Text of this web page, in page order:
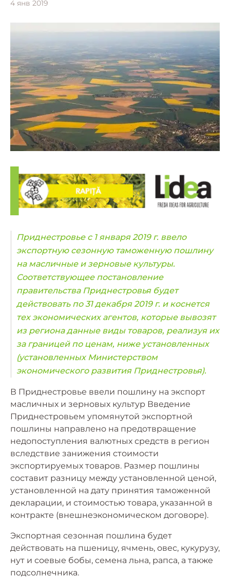
4 янв 2019
Приднестровье с 1 января 2019 г. ввело
экспортную сезонную таможенную пошлину
на масличные и зерновые культуры.
Соответствующее постановление
правительства Приднестровья будет
действовать по 31 декабря 2019 г. и коснется
тех экономических агентов, которые вывозят
из региона данные виды товаров, реализуя их
за границей по ценам, ниже установленных
(установленных Министерством
экономического развития Приднестровья).
В Приднестровье ввели пошлину на экспорт
масличных и зерновых культур Введение
Приднестровьем упомянутой экспортной
пошлины направлено на предотвращение
недопоступления валютных средств в регион
вследствие занижения стоимости
экспортируемых товаров. Размер пошлины
составит разницу между установленной ценой,
установленной на дату принятия таможенной
декларации, и стоимостью товара, указанной в
контракте (внешнеэкономическом договоре).
Экспортная сезонная пошлина будет
действовать на пшеницу, ячмень, овес, кукурузу,
нут и соевые бобы, семена льна, рапса, а также
подсолнечника.